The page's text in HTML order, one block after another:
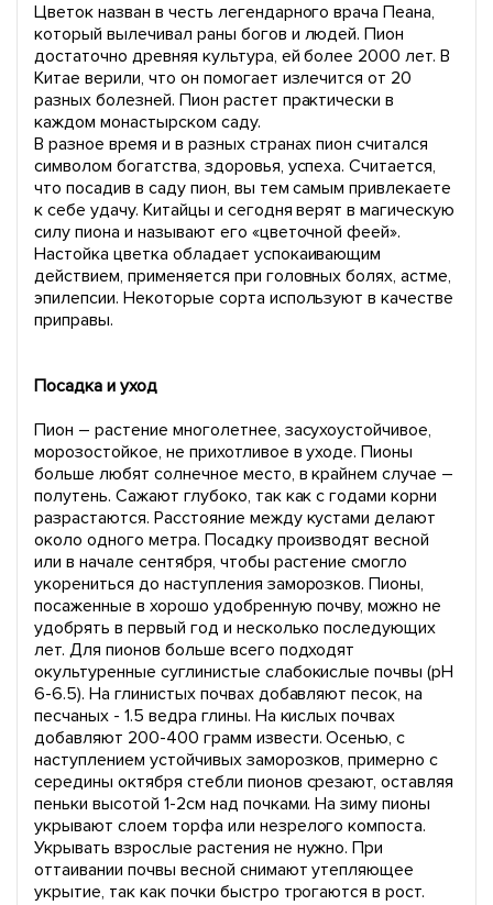
Цветок назван в честь легендарного врача Пеана,
который вылечивал раны богов и людей. Пион
достаточно древняя культура, ей более 2000 лет. В
Китае верили, что он помогает излечится от 20
разных болезней. Пион растет практически в
каждом монастырском саду.
В разное время и в разных странах пион считался
символом богатства, здоровья, успеха. Считается,
что посадив в саду пион, вы тем самым привлекаете
к себе удачу. Китайцы и сегодня верят в магическую
силу пиона и называют его «цветочной феей».
Настойка цветка обладает успокаивающим
действием, применяется при головных болях, астме,
эпилепсии. Некоторые сорта используют в качестве
приправы.
Посадка и уход
Пион – растение многолетнее, засухоустойчивое,
морозостойкое, не прихотливое в уходе. Пионы
больше любят солнечное место, в крайнем случае –
полутень. Сажают глубоко, так как с годами корни
разрастаются. Расстояние между кустами делают
около одного метра. Посадку производят весной
или в начале сентября, чтобы растение смогло
укорениться до наступления заморозков. Пионы,
посаженные в хорошо удобренную почву, можно не
удобрять в первый год и несколько последующих
лет. Для пионов больше всего подходят
окультуренные суглинистые слабокислые почвы (pH
6-6.5). На глинистых почвах добавляют песок, на
песчаных - 1.5 ведра глины. На кислых почвах
добавляют 200-400 грамм извести. Осенью, с
наступлением устойчивых заморозков, примерно с
середины октября стебли пионов срезают, оставляя
пеньки высотой 1-2см над почками. На зиму пионы
укрывают слоем торфа или незрелого компоста.
Укрывать взрослые растения не нужно. При
оттаивании почвы весной снимают утепляющее
укрытие, так как почки быстро трогаются в рост.